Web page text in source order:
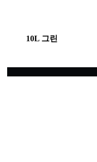
10L 그린